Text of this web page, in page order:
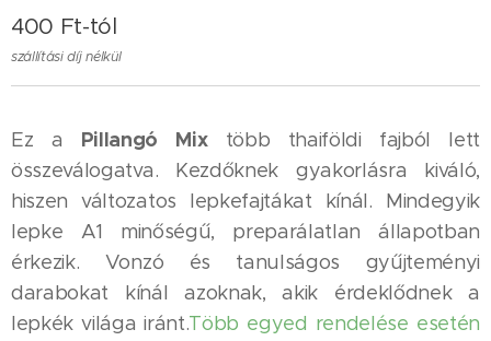
400 Ft-tól
szállítási díj nélkül
Ez a Pillangó Mixtöbb thaiföldi fajból lett
összeválogatva. Kezdőknek gyakorlásra kiváló,
hiszen változatos lepkefajtákat kínál. Mindegyik
lepke A1 minőségű, preparálatlan állapotban
érkezik. Vonzó és tanulságos gyűjteményi
darabokat kínál azoknak, akik érdeklődnek a
lepkék világa iránt.Több egyed rendelése esetén